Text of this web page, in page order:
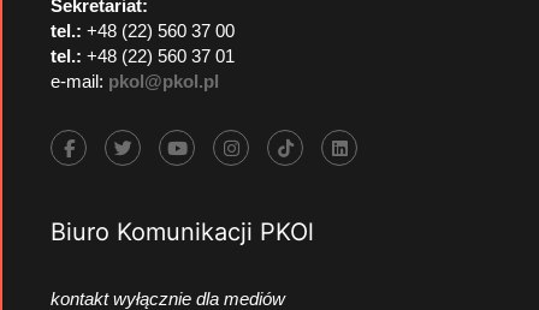
Sekretariat:
tel.: +48 (22) 560 37 00
tel.: +48 (22) 560 37 01
e-mail: pkol@pkol.pl
Biuro Komunikacji PKOl
kontakt wyłącznie dla mediów